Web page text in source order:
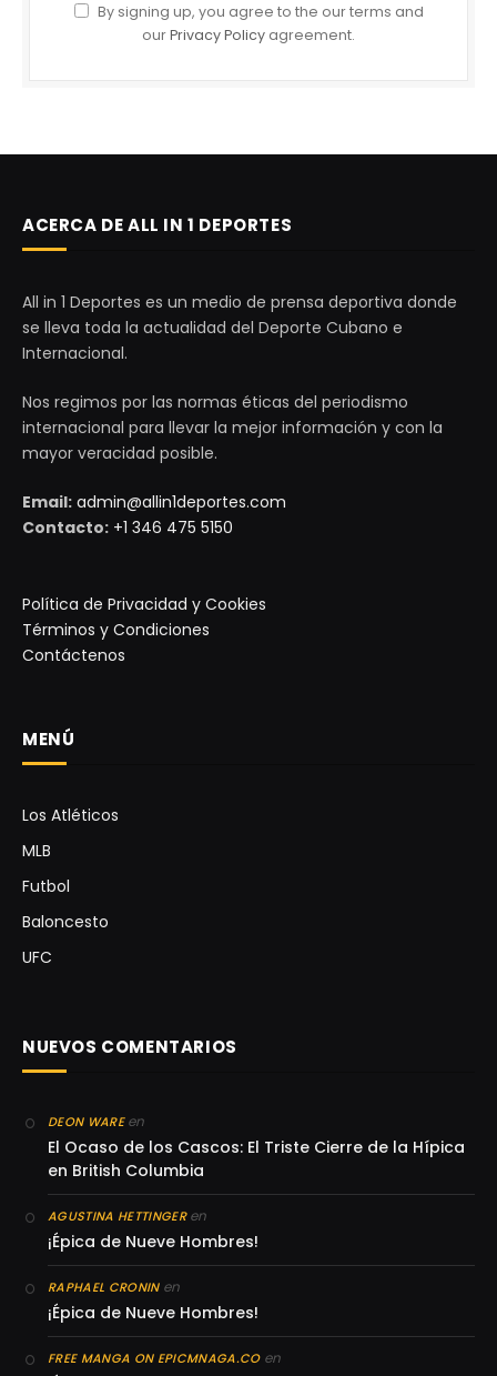
By signing up, you agree to the our terms and
ourPrivacy Policy agreement.
ACERCA DE ALL IN 1 DEPORTES
All in 1 Deportes es un medio de prensa deportiva donde
se lleva toda la actualidad del Deporte Cubano e
Internacional.
Nos regimos por las normas éticas del periodismo
internacional para llevar la mejor información y con la
mayor veracidad posible.
Email: admin@allin1deportes.com
Contacto: +1 346 475 5150
Política de Privacidad y Cookies
Términos y Condiciones
Contáctenos
MENÚ
Los Atléticos
MLB
Futbol
Baloncesto
UFC
NUEVOS COMENTARIOS
DEON WAREen
El Ocaso de los Cascos: El Triste Cierre de la Hípica
en British Columbia
AGUSTINA HETTINGERen
¡Épica de Nueve Hombres!
RAPHAEL CRONINen
¡Épica de Nueve Hombres!
FREE MANGA ON EPICMNAGA.COen